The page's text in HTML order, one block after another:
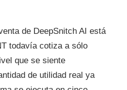
de DeepSnitch AI está
todavía cotiza a sólo
que se siente
de utilidad real ya